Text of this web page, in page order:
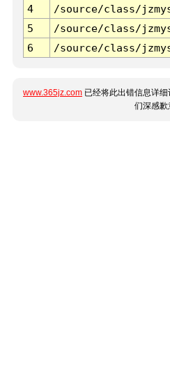
4
/source/class/
5
/source/class/
6
/source/class/
www.365jz.com 已经将此出错信息详
们深感歉